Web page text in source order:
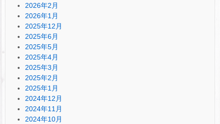
2026年2月
2026年1月
2025年12月
2025年6月
2025年5月
2025年4月
2025年3月
2025年2月
2025年1月
2024年12月
2024年11月
2024年10月